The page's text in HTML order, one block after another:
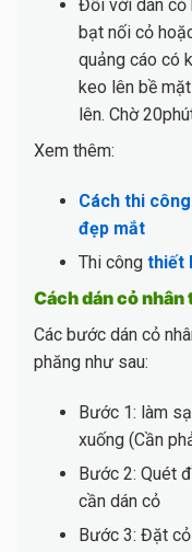
Đối với dán cỏ
bạt nối cỏ
quảng cáo có
keo lên bề
lên. Chờ
Xem thêm:
Cách thi
đẹp mắt
Thi côngthiết
Cách dán cỏ
Các bước dán cỏ
phăng như sau:
Bước 1: làm
xuống (Cần
Bước 2: Quét
cần dán cỏ
Bước 3: Đặt